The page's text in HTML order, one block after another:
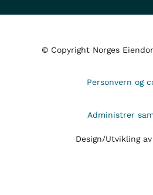
© Copyright Norges
Personvern og
Administrer
Design/Utvikling av